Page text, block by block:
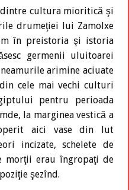
cultura mioritică şi
drumeţiei lui Zamolxe
în preistoria şi istoria
germenii uluitoarei
arimine aciuate
cele mai vechi culturi
pentru perioada
la marginea vestică a
aici vase din lut
incizate, schelete de
morţii erau îngropaţi de
şezînd.